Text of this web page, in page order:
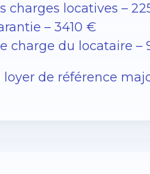
charges locatives –
– 3410 €
charge du locataire –
de référence